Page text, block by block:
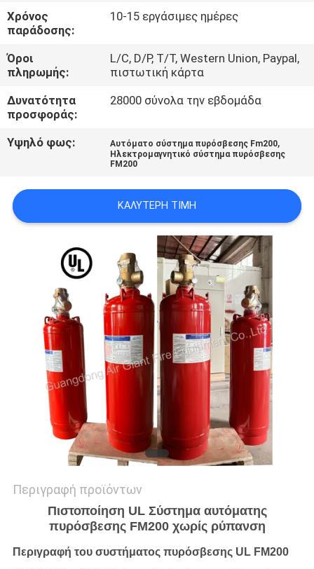
ΖΗΤΉΣΤΕ
ΑΠΌΣΠΑΣΜΑ
SITEMAP
POLICY
Χρόνος
παράδοσης:
10-15 εργάσιμες ημέρες
Όροι
πληρωμής:
L/C, D/P, T/T, Western Union, Paypal,
πιστωτική κάρτα
Δυνατότητα
προσφοράς:
28000 σύνολα την εβδομάδα
Υψηλό φως: Αυτόματο σύστημα πυρόσβεσης Fm200,
Ηλεκτρομαγνητικό σύστημα πυρόσβεσης
FM200
ΚΑΛΎΤΕΡΗ ΤΙΜΉ
Περιγραφή προϊόντων
Πιστοποίηση UL Σύστημα αυτόματης
πυρόσβεσης FM200 χωρίς ρύπανση
Περιγραφή του συστήματος πυρόσβεσης UL FM200